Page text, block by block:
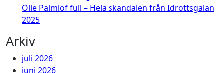
Olle Palmlöf full – Hela skandalen från Idrottsgalan
2025
Arkiv
juli 2026
juni 2026